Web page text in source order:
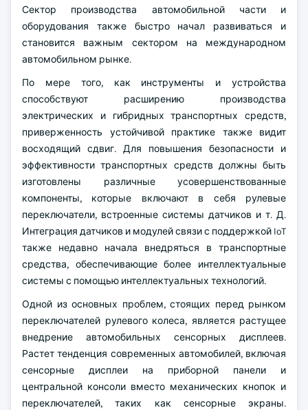
Сектор производства автомобильной части и
оборудования также быстро начал развиваться и
становится важным сектором на международном
автомобильном рынке.
По мере того, как инструменты и устройства
способствуют расширению производства
электрических и гибридных транспортных средств,
приверженность устойчивой практике также видит
восходящий сдвиг. Для повышения безопасности и
эффективности транспортных средств должны быть
изготовлены различные усовершенствованные
компоненты, которые включают в себя рулевые
переключатели, встроенные системы датчиков и т. Д.
Интеграция датчиков и модулей связи с поддержкой IoT
также недавно начала внедряться в транспортные
средства, обеспечивающие более интеллектуальные
системы с помощью интеллектуальных технологий.
Одной из основных проблем, стоящих перед рынком
переключателей рулевого колеса, является растущее
внедрение автомобильных сенсорных дисплеев.
Растет тенденция современных автомобилей, включая
сенсорные дисплеи на приборной панели и
центральной консоли вместо механических кнопок и
переключателей, таких как сенсорные экраны.